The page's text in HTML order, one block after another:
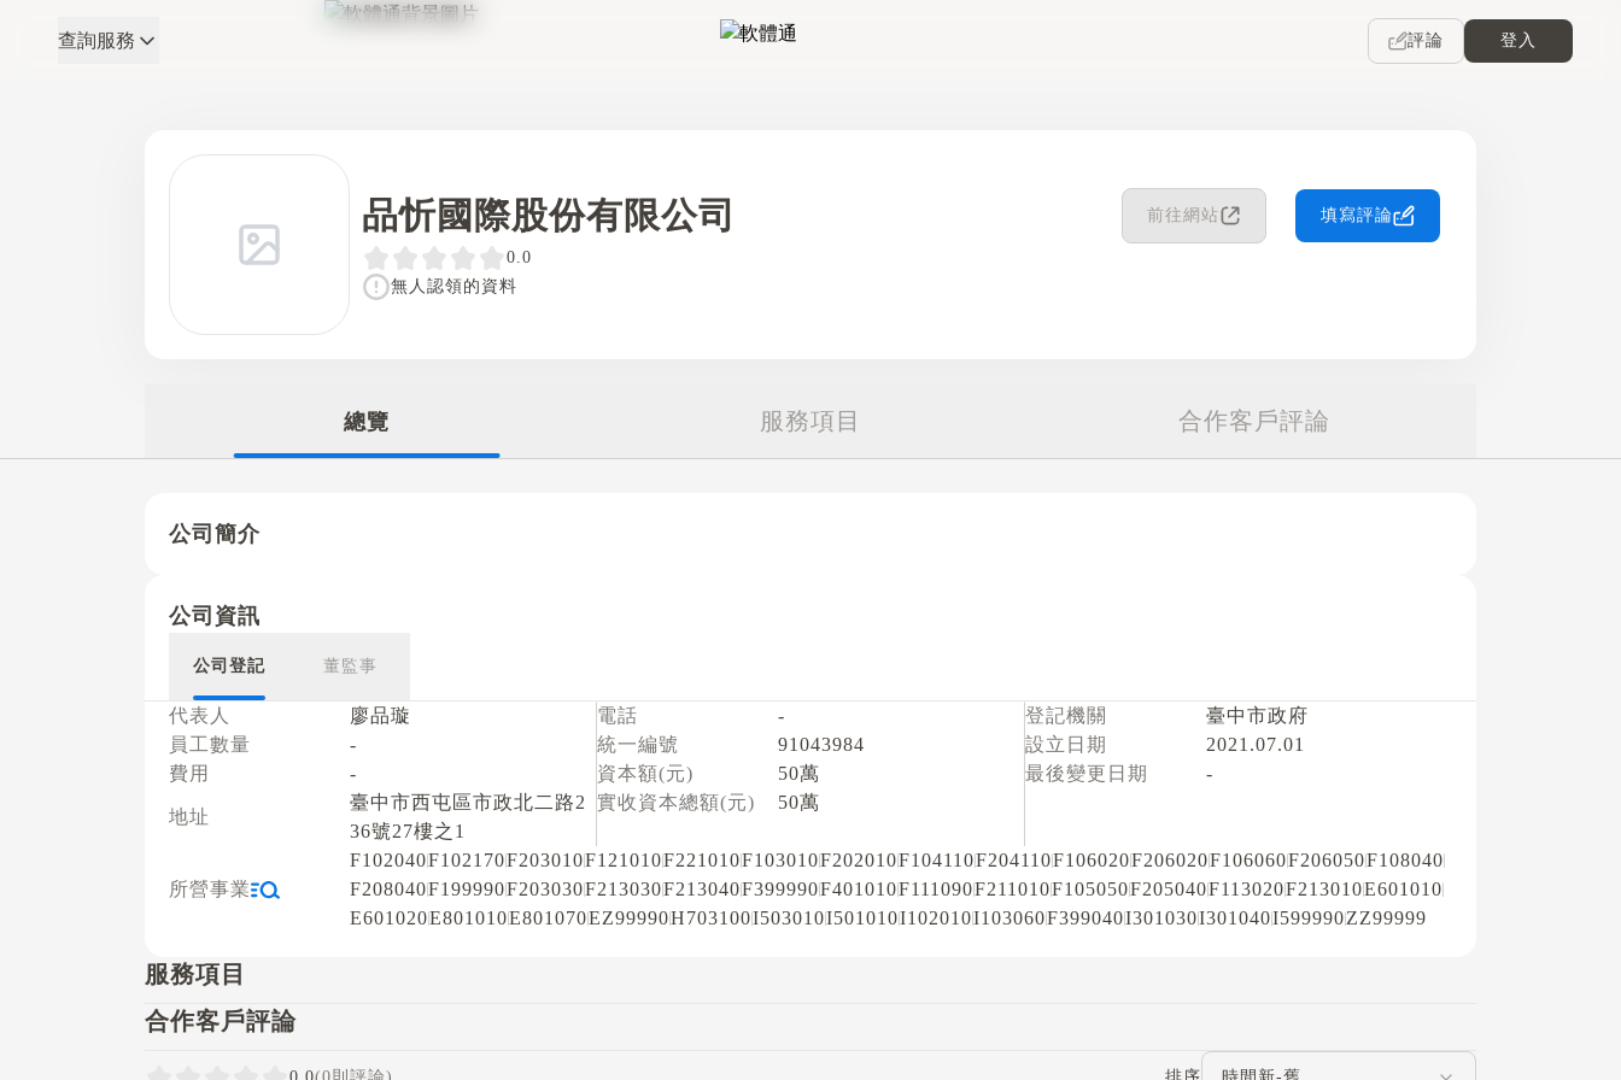
軟體通
查詢服務 評論 登入
品忻國際股份有限公司 前往網站 填寫評論
0.0
無人認領的資料
總覽 服務項目 合作客戶評論
公司簡介
公司資訊
公司登記 董監事
代表人
廖品璇
員工數量
-
費用
-
地址
臺中市西屯區市政北二路2
36號27樓之1
電話
-
統一編號
91043984
資本額(元)
50萬
實收資本總額(元)
50萬
登記機關
臺中市政府
設立日期
2021.07.01
最後變更日期
-
所營事業
F102040F102170F203010F121010F221010F103010F202010F104110F204110F106020F206020F106060F206050F108040
F208040F199990F203030F213030F213040F399990F401010F111090F211010F105050F205040F113020F213010E601010
E601020E801010E801070EZ99990H703100I503010I501010I102010I103060F399040I301030I301040I599990ZZ99999
服務項目
合作客戶評論
評論排序